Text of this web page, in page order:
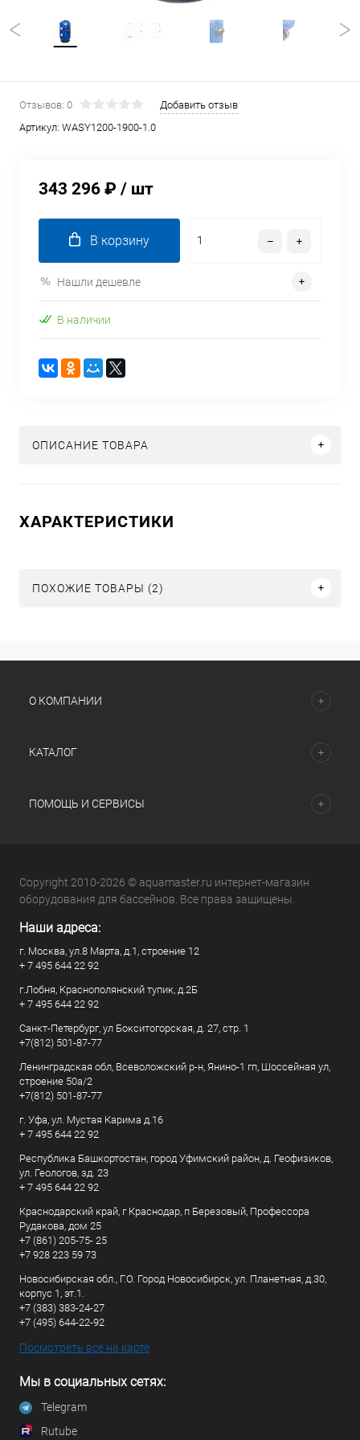
Отзывов: 0
Добавить отзыв
Артикул: WASY1200-1900-1.0
343 296 ₽ / шт
В корзину
Нашли дешевле
В наличии
ОПИСАНИЕ ТОВАРА
ХАРАКТЕРИСТИКИ
ПОХОЖИЕ ТОВАРЫ (2)
О КОМПАНИИ
КАТАЛОГ
ПОМОЩЬ И СЕРВИСЫ
Copyright 2010-2026 © aquamaster.ru интернет-магазин
оборудования для бассейнов. Все права защищены.
Наши адреса:
г. Москва, ул.8 Марта, д.1, строение 12
+ 7 495 644 22 92
г.Лобня, Краснополянский тупик, д.2Б
+ 7 495 644 22 92
Санкт-Петербург, ул Бокситогорская, д. 27, стр. 1
+7(812) 501-87-77
Ленинградская обл, Всеволожский р-н, Янино-1 гп, Шоссейная ул,
строение 50а/2
+7(812) 501-87-77
г. Уфа, ул. Мустая Карима д.16
+ 7 495 644 22 92
Республика Башкортостан, город Уфимский район, д. Геофизиков,
ул. Геологов, зд. 23
+ 7 495 644 22 92
Краснодарский край, г Краснодар, п Березовый, Профессора
Рудакова, дом 25
+7 (861) 205-75- 25
+7 928 223 59 73
Новосибирская обл., Г.О. Город Новосибирск, ул. Планетная, д.30,
корпус 1, эт.1.
+7 (383) 383-24-27
+7 (495) 644-22-92
Посмотреть все на карте
Мы в социальных сетях:
Telegram
Rutube